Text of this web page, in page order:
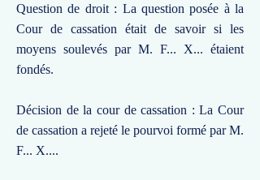
Question de droit : La question posée à la
Cour de cassation était de savoir si les
moyens soulevés par M. F... X... étaient
fondés.
Décision de la cour de cassation : La Cour
de cassation a rejeté le pourvoi formé par M.
F... X....